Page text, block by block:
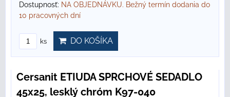
Dostupnosť: NA OBJEDNÁVKU. Bežný termín dodania do
10 pracovných dní
ks DO KOŠÍKA
Cersanit ETIUDA SPRCHOVÉ SEDADLO
45x25, lesklý chróm K97-040